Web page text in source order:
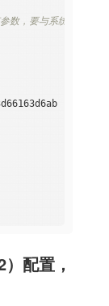
数，要与系统网卡名称
配置，